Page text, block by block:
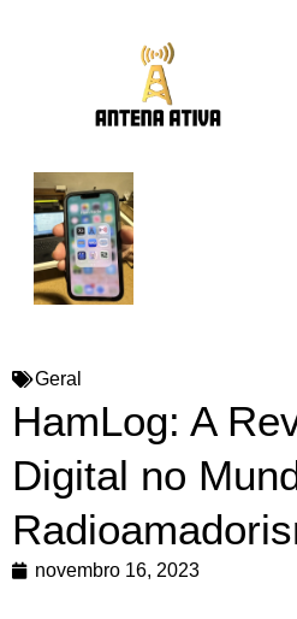
Geral
HamLog: A
Digital no
novembro 16, 2023